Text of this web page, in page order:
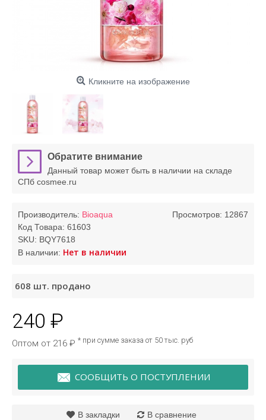
Кликните на изображение
Обратите внимание
Данный товар может быть в наличии на складе
СПб cosmee.ru
Просмотров: 12867
Производитель: Bioaqua
Код Товара: 61603
SKU: BQY7618
В наличии: Нет в наличии
608 шт. продано
240 ₽
Оптом от 216 ₽ * при сумме заказа от 50 тыс. руб
СООБЩИТЬ О ПОСТУПЛЕНИИ
В закладки В сравнение